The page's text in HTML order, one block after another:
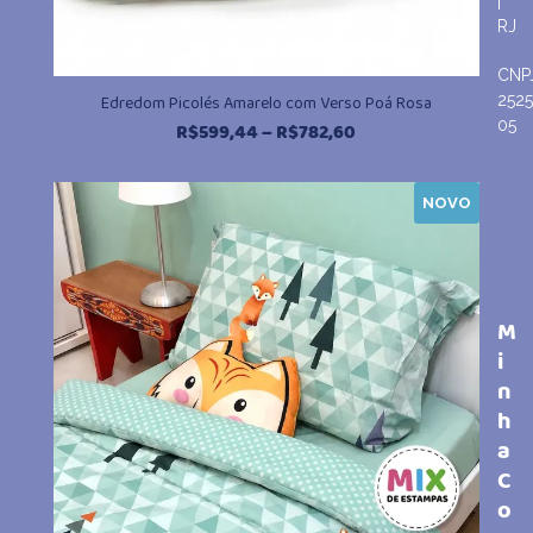
Edredom Picolés Amarelo com Verso Poá Rosa
R$599,44–R$782,60
preço:
R$599,44
R$782,60
NOVO
RJ
05
M
i
n
h
a
C
o